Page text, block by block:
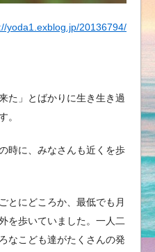
yoda1.exblog.jp/20136794/
た」とばかりに生き生き過
。
時に、みなさんも近くを歩
とにどころか、最低でも月
を歩いていました。一人二
なこども達がたくさんの発